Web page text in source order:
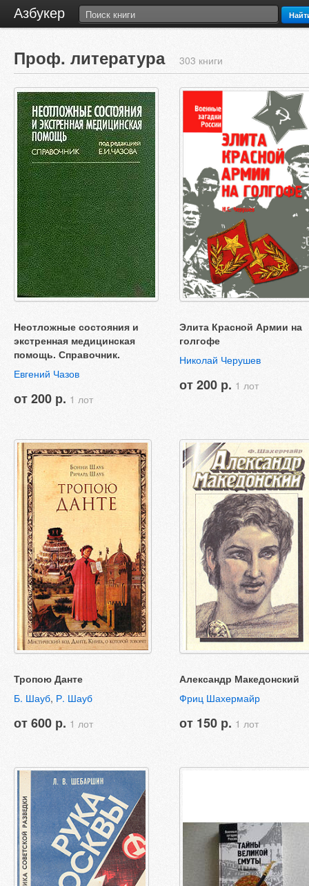
Азбукер
Проф. литература 303 книги
Неотложные состояния и
экстренная медицинская
помощь. Справочник.
Евгений Чазов
от 200 р. 1 лот
Элита Красной Армии на
голгофе
Николай Черушев
от 200 р. 1 лот
Тропою Данте
Б. Шауб, Р. Шауб
от 600 р. 1 лот
Александр Македонский
Фриц Шахермайр
от 150 р. 1 лот